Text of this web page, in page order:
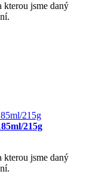
kterou jsme daný
215g
kterou jsme daný